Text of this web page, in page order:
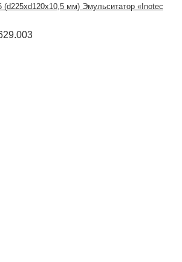
(d225xd120x10,5 мм) Эмульситатор «Inotec